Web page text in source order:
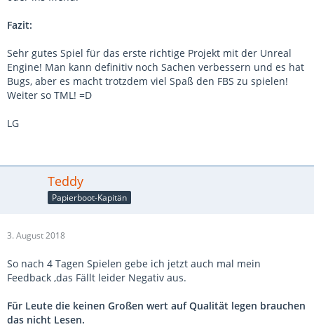
Fazit:
Sehr gutes Spiel für das erste richtige Projekt mit der Unreal
Engine! Man kann definitiv noch Sachen verbessern und es hat
Bugs, aber es macht trotzdem viel Spaß den FBS zu spielen!
Weiter so TML! =D
LG
Teddy
Papierboot-Kapitän
3. August 2018
So nach 4 Tagen Spielen gebe ich jetzt auch mal mein
Feedback ,das Fällt leider Negativ aus.
Für Leute die keinen Großen wert auf Qualität legen brauchen
das nicht Lesen.